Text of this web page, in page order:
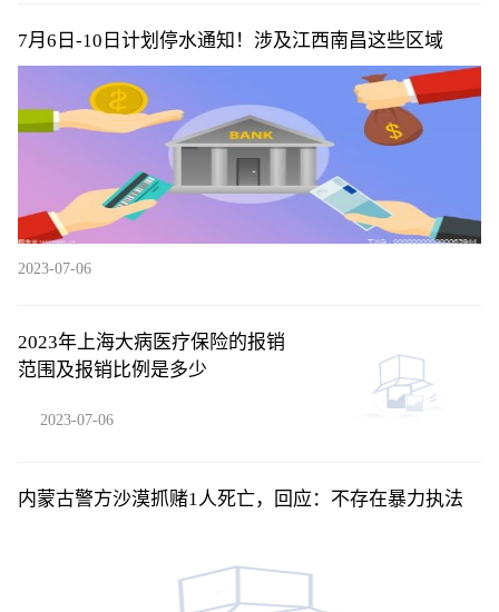
7月6日-10日计划停水通知！涉及江西南昌这些区域
2023-07-06
2023年上海大病医疗保险的报销
范围及报销比例是多少
2023-07-06
内蒙古警方沙漠抓赌1人死亡，回应：不存在暴力执法